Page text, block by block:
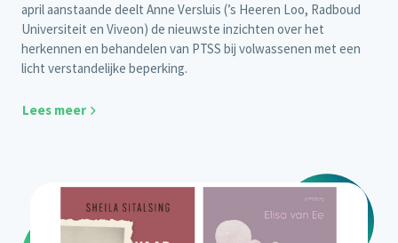
april aanstaande deelt Anne Versluis (’s Heeren Loo, Radboud
Universiteit en Viveon) de nieuwste inzichten over het
herkennen en behandelen van PTSS bij volwassenen met een
licht verstandelijke beperking.
Lees meer